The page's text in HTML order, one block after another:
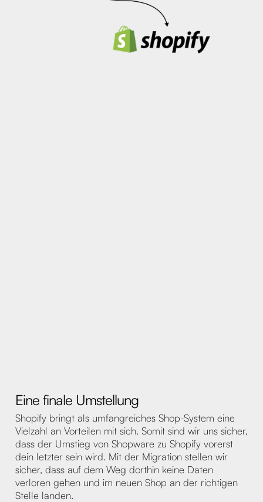
Eine finale Umstellung
Shopify bringt als umfangreiches Shop-System eine
Vielzahl an Vorteilen mit sich. Somit sind wir uns sicher,
dass der Umstieg von Shopware zu Shopify vorerst
dein letzter sein wird. Mit der Migration stellen wir
sicher, dass auf dem Weg dorthin keine Daten
verloren gehen und im neuen Shop an der richtigen
Stelle landen.